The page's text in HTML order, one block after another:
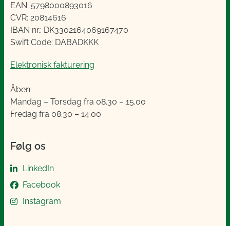
EAN: 5798000893016
CVR: 20814616
IBAN nr.: DK3302164069167470
Swift Code: DABADKKK
Elektronisk fakturering
Åben:
Mandag – Torsdag fra 08.30 – 15.00
Fredag fra 08.30 – 14.00
Følg os
LinkedIn
Facebook
Instagram